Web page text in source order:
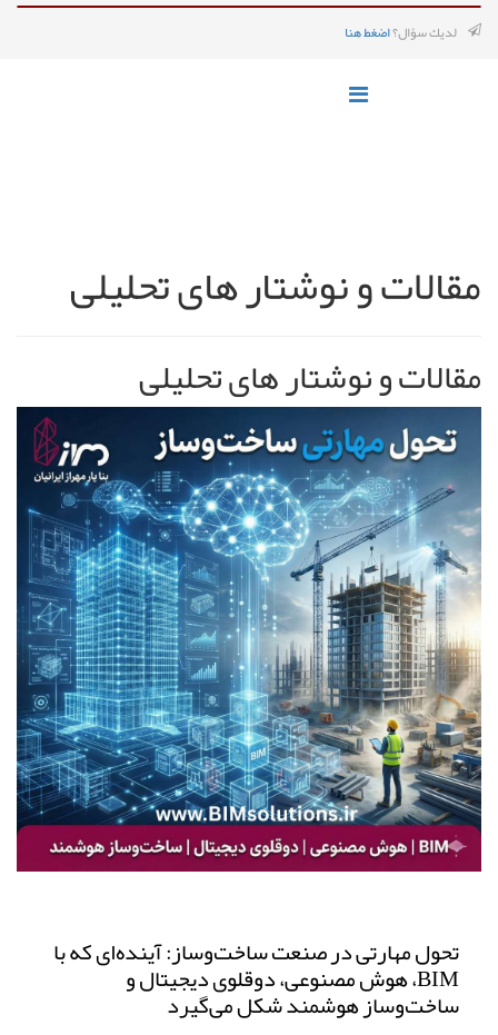
لديك سؤال؟اضغط هنا
مقالات و نوشتار های تحلیلی
مقالات و نوشتار های تحلیلی
تحول مهارتی در صنعت ساخت‌وساز: آینده‌ای که با
BIM، هوش مصنوعی، دوقلوی دیجیتال و
ساخت‌وساز هوشمند شکل می‌گیرد